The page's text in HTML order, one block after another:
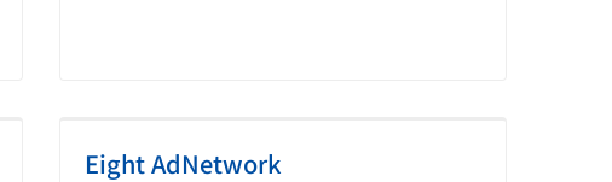
Eight AdNetwork